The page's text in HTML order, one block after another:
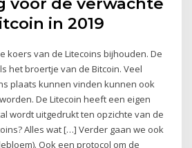
in 2019
koers van de Litecoins bijhouden. De
het broertje van de Bitcoin. Veel
plaats kunnen vinden kunnen ook
De Litecoin heeft een eigen
wordt uitgedrukt ten opzichte van de
Alles wat […] Verder gaan we ook
Ook een protocol om de